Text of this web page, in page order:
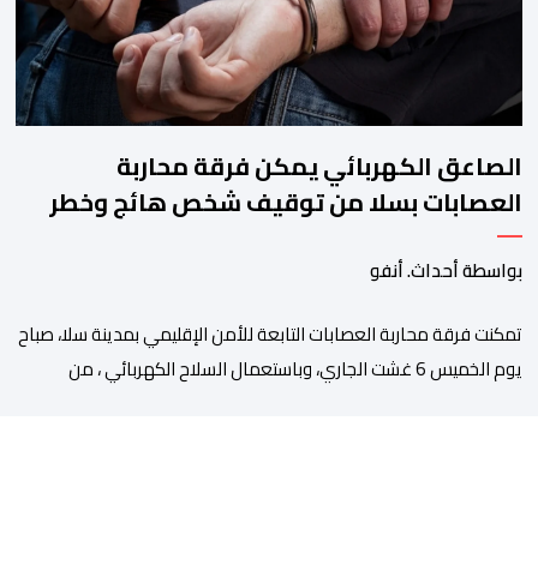
الصاعق الكهربائي يمكن فرقة محاربة
العصابات بسلا من توقيف شخص هائج وخطر
بواسطة أحداث. أنفو
تمكنت فرقة محاربة العصابات التابعة للأمن الإقليمي بمدينة سلا، صباح
يوم الخميس 6 غشت الجاري، وباستعمال السلاح الكهربائي ، من